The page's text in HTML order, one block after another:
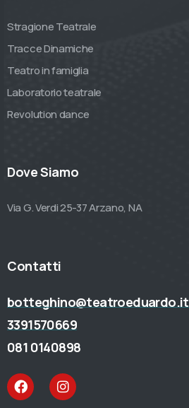
Stragione Teatrale
Tracce Dinamiche
Teatro in famiglia
Laboratorio teatrale
Revolution dance
Dove Siamo
Via G. Verdi 25-37 Arzano, NA
Contatti
botteghino@teatroeduardo.it
3391570669
081 0140898